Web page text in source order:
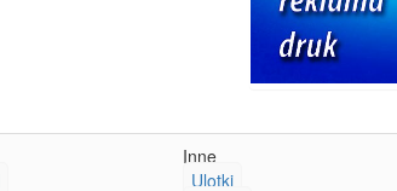
Inne
Ulotki